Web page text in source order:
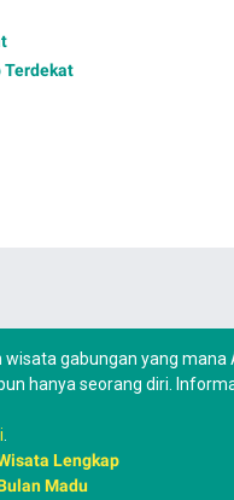
Terdekat
wisata gabungan yang mana
hanya seorang diri.
Lengkap
Madu